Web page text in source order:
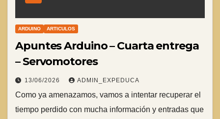
ARDUINO ARTICULOS
Apuntes Arduino – Cuarta entrega
– Servomotores
13/06/2026 ADMIN_EXPEDUCA
Como ya amenazamos, vamos a intentar recuperar el
tiempo perdido con mucha información y entradas que